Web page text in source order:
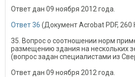
Ответ дан 09 ноября 2012 года.
Ответ 36 (Документ Acrobat PDF, 260
35. Вопрос о соотношении норм
размещению здания на нескольких
(вопрос задан специалистами из
Ответ дан 09 ноября 2012 года.